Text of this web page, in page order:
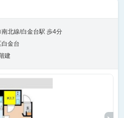
北線/白金台駅 歩4分
金台
建